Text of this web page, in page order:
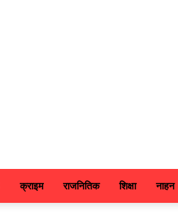
क्राइम राजनितिक शिक्षा नाहन